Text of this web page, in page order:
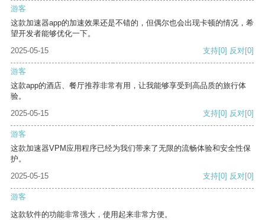
游客
这款加速器app的加速效果还是不错的，但偶尔也会出现卡顿的情况，希
望开发者能够优化一下。
2025-05-15
支持[0] 反对[0]
游客
这款app的酒店、餐厅推荐非常有用，让我能够享受到高品质的旅行体
验。
2025-05-15
支持[0] 反对[0]
游客
这款加速器VPM应用程序已经为我们带来了无限的流畅体验和安全性保
护。
2025-05-15
支持[0] 反对[0]
游客
这款软件的功能非常强大，使用起来非常方便。